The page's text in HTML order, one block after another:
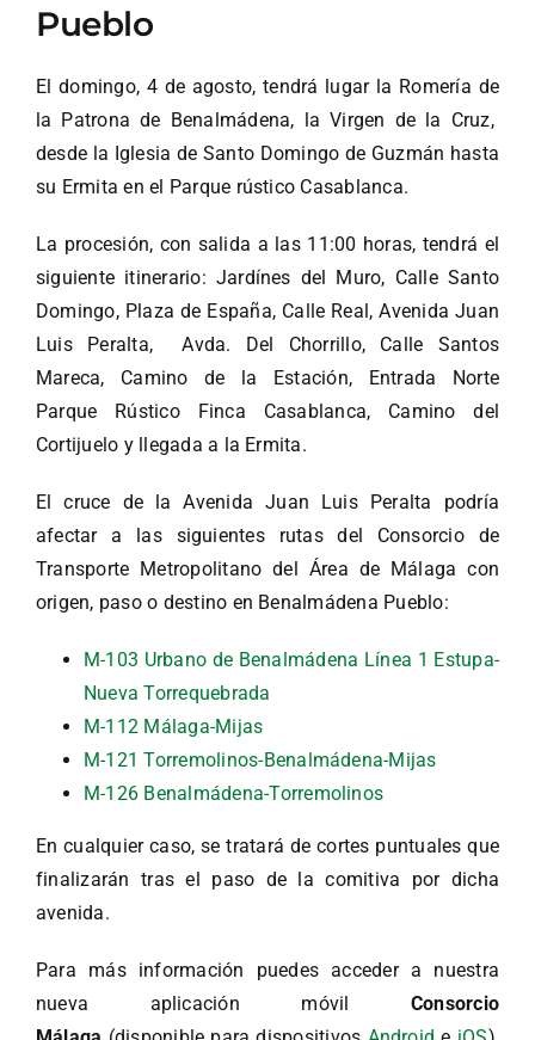
Pueblo
El domingo, 4 de agosto, tendrá lugar la Romería de
la Patrona de Benalmádena, la Virgen de la Cruz,
desde la Iglesia de Santo Domingo de Guzmán hasta
su Ermita en el Parque rústico Casablanca.
La procesión, con salida a las 11:00 horas, tendrá el
siguiente itinerario: Jardínes del Muro, Calle Santo
Domingo, Plaza de España, Calle Real, Avenida Juan
Luis Peralta, Avda. Del Chorrillo, Calle Santos
Mareca, Camino de la Estación, Entrada Norte
Parque Rústico Finca Casablanca, Camino del
Cortijuelo y llegada a la Ermita.
El cruce de la Avenida Juan Luis Peralta podría
afectar a las siguientes rutas del Consorcio de
Transporte Metropolitano del Área de Málaga con
origen, paso o destino en Benalmádena Pueblo:
M-103 Urbano de Benalmádena Línea 1 Estupa-
Nueva Torrequebrada
M-112 Málaga-Mijas
M-121 Torremolinos-Benalmádena-Mijas
M-126 Benalmádena-Torremolinos
En cualquier caso, se tratará de cortes puntuales que
finalizarán tras el paso de la comitiva por dicha
avenida.
Para más información puedes acceder a nuestra
nueva aplicación móvil Consorcio